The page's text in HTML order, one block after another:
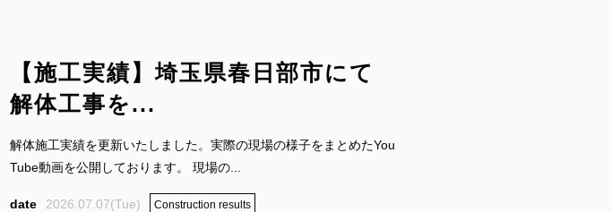
【施工実績】埼玉県春日部市にて
解体工事を...
解体施工実績を更新いたしました。実際の現場の様子をまとめたYou
Tube動画を公開しております。 現場の...
2026.07.07(Tue) Construction results